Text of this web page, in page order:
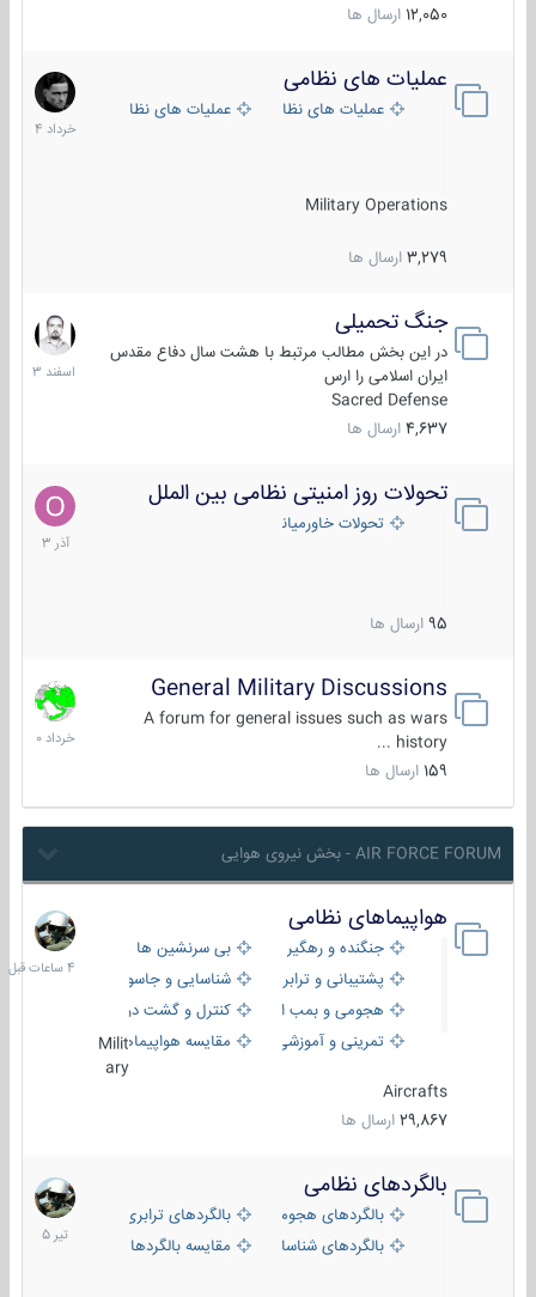
12,050 ارسال ها
عملیات های نظامی
عملیات های نظامی ایرانعملیات های نظامی خارجی
Military Operations
3,279 ارسال ها
5
خرداد
1404
جنگ تحمیلی
در این بخش مطالب مرتبط با هشت سال دفاع مقدس
ایران اسلامی را ارس
Sacred Defense
4,637 ارسال ها
20
اسفند
1403
تحولات روز امنیتی نظامی بین الملل
تحولات خاورمیانه
95 ارسال ها
21
آذر
1403
General Military Discussions
A forum for general issues such as wars
history ...
159 ارسال ها
10
خرداد
1400
AIR FORCE FORUM - بخش نیروی هوایی
هواپیماهای نظامی
جنگنده و رهگیر
بی سرنشین ها
پشتیبانی و ترابری
شناسایی و جاسوسی
هجومی و بمب افکن
کنترل و گشت دریایی
تمرینی و آموزشی
مقایسه هواپیماهاMilit
ary
Aircrafts
29,867 ارسال ها
4
ساعات
قبل
بالگردهای نظامی
بالگردهای هجومی
بالگردهای ترابری
بالگردهای شناسایی
مقایسه بالگردها
22
تیر
1405